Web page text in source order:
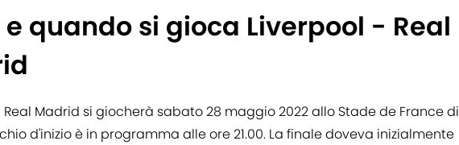
e quando si gioca Liverpool - Real
Real Madrid si giocherà sabato 28 maggio 2022 allo Stade de France di
d'inizio è in programma alle ore 21.00. La finale doveva inizialmente